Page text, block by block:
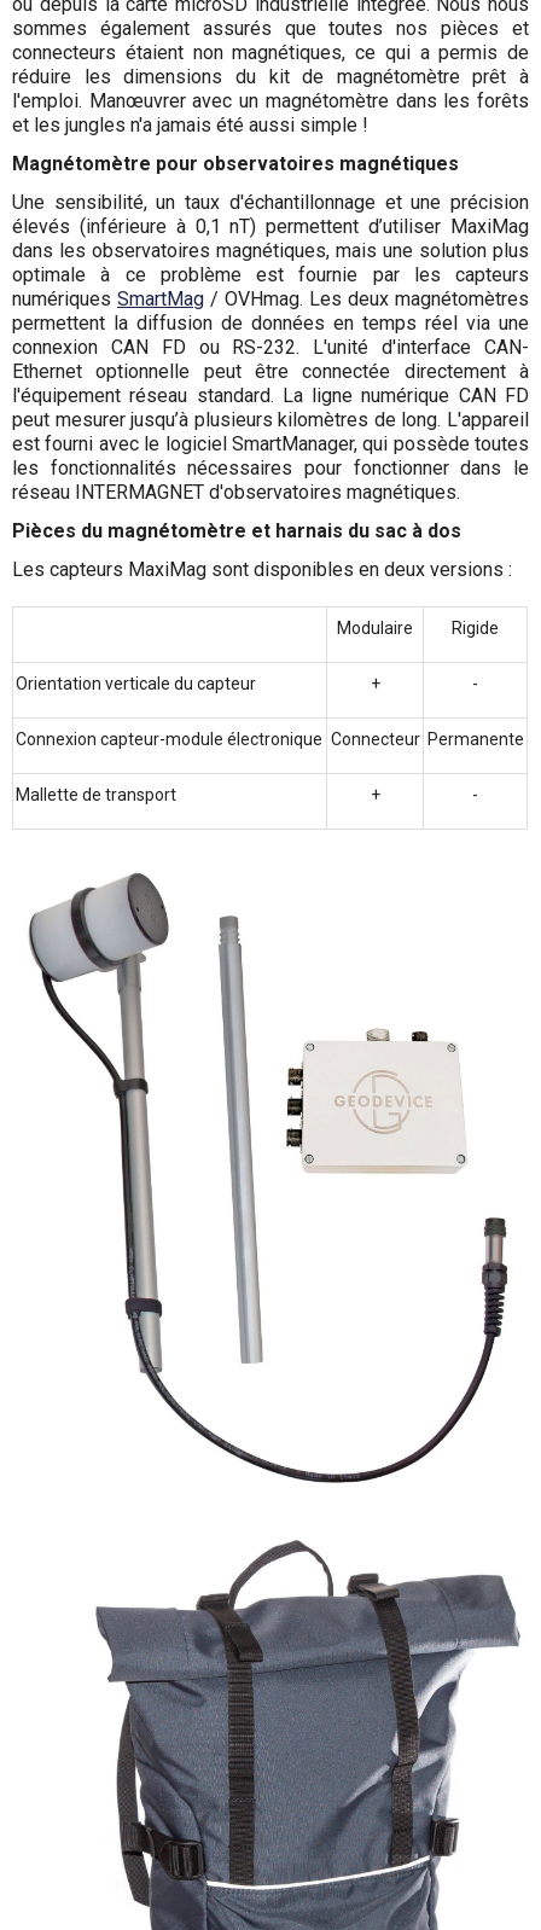
sommes également assurés que toutes nos pièces et
connecteurs étaient non magnétiques, ce qui a permis de
réduire les dimensions du kit de magnétomètre prêt à
l'emploi. Manœuvrer avec un magnétomètre dans les forêts
et les jungles n'a jamais été aussi simple !
Magnétomètre pour observatoires magnétiques
Une sensibilité, un taux d'échantillonnage et une précision
élevés (inférieure à 0,1 nT) permettent d’utiliser MaxiMag
dans les observatoires magnétiques, mais une solution plus
optimale à ce problème est fournie par les capteurs
numériques SmartMag / OVHmag. Les deux magnétomètres
permettent la diffusion de données en temps réel via une
connexion CAN FD ou RS-232. L'unité d'interface CAN-
Ethernet optionnelle peut être connectée directement à
l'équipement réseau standard. La ligne numérique CAN FD
peut mesurer jusqu’à plusieurs kilomètres de long. L'appareil
est fourni avec le logiciel SmartManager, qui possède toutes
les fonctionnalités nécessaires pour fonctionner dans le
réseau INTERMAGNET d'observatoires magnétiques.
Pièces du magnétomètre et harnais du sac à dos
Les capteurs MaxiMag sont disponibles en deux versions :
Modulaire Rigide
Orientation verticale du capteur + -
Connexion capteur-module électronique Connecteur Permanente
Mallette de transport + -